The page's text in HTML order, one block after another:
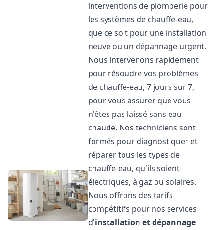
interventions de plomberie pour
les systèmes de chauffe-eau,
que ce soit pour une installation
neuve ou un dépannage urgent.
Nous intervenons rapidement
pour résoudre vos problèmes
de chauffe-eau, 7 jours sur 7,
pour vous assurer que vous
n'êtes pas laissé sans eau
chaude. Nos techniciens sont
formés pour diagnostiquer et
réparer tous les types de
chauffe-eau, qu'ils soient
électriques, à gaz ou solaires.
Nous offrons des tarifs
compétitifs pour nos services
d'installation et dépannage